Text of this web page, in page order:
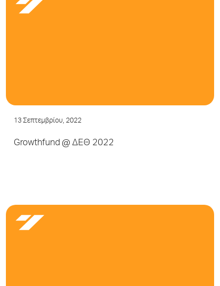
13 Σεπτεμβρίου, 2022
Growthfund @ ΔΕΘ 2022